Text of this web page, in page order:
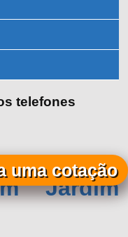
telefones
Jardim
uma cotação